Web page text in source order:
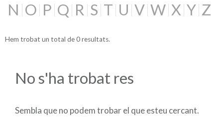
N O P Q R S T U V W X Y Z
Hem trobat un total de 0 resultats.
No s'ha trobat res
Sembla que no podem trobar el que esteu cercant.